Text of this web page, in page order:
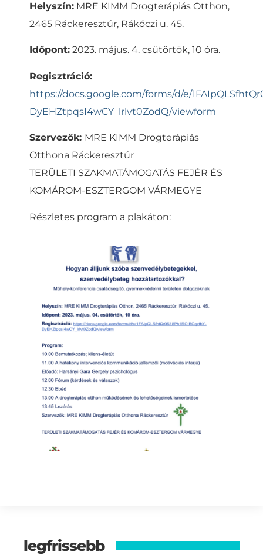
Helyszín: MRE KIMM Drogterápiás Otthon,
2465 Ráckeresztúr, Rákóczi u. 45.
Időpont: 2023. május. 4. csütörtök, 10 óra.
Regisztráció:
https://docs.google.com/forms/d/e/
DyEHZtpqsI4wCY_lrlvt0ZodQ/viewform
Szervezők: MRE KIMM Drogterápiás
Otthona Ráckeresztúr
TERÜLETI SZAKMATÁMOGATÁS FEJÉR ÉS
KOMÁROM-ESZTERGOM VÁRMEGYE
Részletes program a plakáton:
legfrissebb